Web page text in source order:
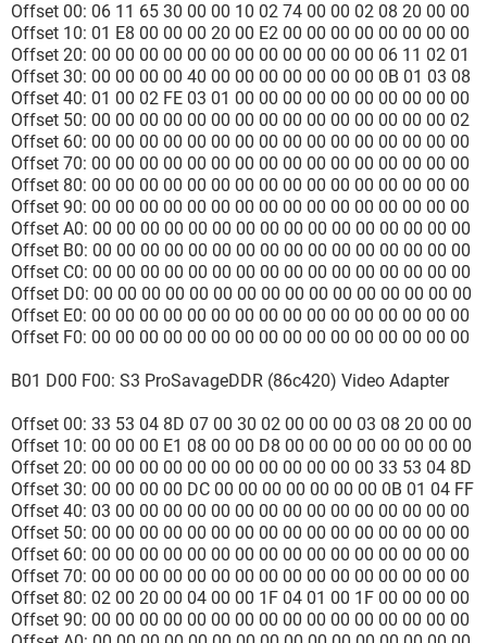
Offset 00: 06 11 65 30 00 00 10 02 74 00 00 02 08 20 00 00
Offset 10: 01 E8 00 00 00 20 00 E2 00 00 00 00 00 00 00 00
Offset 20: 00 00 00 00 00 00 00 00 00 00 00 00 06 11 02 01
Offset 30: 00 00 00 00 40 00 00 00 00 00 00 00 0B 01 03 08
Offset 40: 01 00 02 FE 03 01 00 00 00 00 00 00 00 00 00 00
Offset 50: 00 00 00 00 00 00 00 00 00 00 00 00 00 00 00 02
Offset 60: 00 00 00 00 00 00 00 00 00 00 00 00 00 00 00 00
Offset 70: 00 00 00 00 00 00 00 00 00 00 00 00 00 00 00 00
Offset 80: 00 00 00 00 00 00 00 00 00 00 00 00 00 00 00 00
Offset 90: 00 00 00 00 00 00 00 00 00 00 00 00 00 00 00 00
Offset A0: 00 00 00 00 00 00 00 00 00 00 00 00 00 00 00 00
Offset B0: 00 00 00 00 00 00 00 00 00 00 00 00 00 00 00 00
Offset C0: 00 00 00 00 00 00 00 00 00 00 00 00 00 00 00 00
Offset D0: 00 00 00 00 00 00 00 00 00 00 00 00 00 00 00 00
Offset E0: 00 00 00 00 00 00 00 00 00 00 00 00 00 00 00 00
Offset F0: 00 00 00 00 00 00 00 00 00 00 00 00 00 00 00 00
B01 D00 F00: S3 ProSavageDDR (86c420) Video Adapter
Offset 00: 33 53 04 8D 07 00 30 02 00 00 00 03 08 20 00 00
Offset 10: 00 00 00 E1 08 00 00 D8 00 00 00 00 00 00 00 00
Offset 20: 00 00 00 00 00 00 00 00 00 00 00 00 33 53 04 8D
Offset 30: 00 00 00 00 DC 00 00 00 00 00 00 00 0B 01 04 FF
Offset 40: 03 00 00 00 00 00 00 00 00 00 00 00 00 00 00 00
Offset 50: 00 00 00 00 00 00 00 00 00 00 00 00 00 00 00 00
Offset 60: 00 00 00 00 00 00 00 00 00 00 00 00 00 00 00 00
Offset 70: 00 00 00 00 00 00 00 00 00 00 00 00 00 00 00 00
Offset 80: 02 00 20 00 04 00 00 1F 04 01 00 1F 00 00 00 00
Offset 90: 00 00 00 00 00 00 00 00 00 00 00 00 00 00 00 00